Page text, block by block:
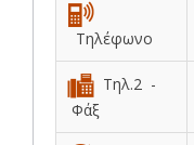
Τηλέφωνο
Τηλ.2 -
Φάξ